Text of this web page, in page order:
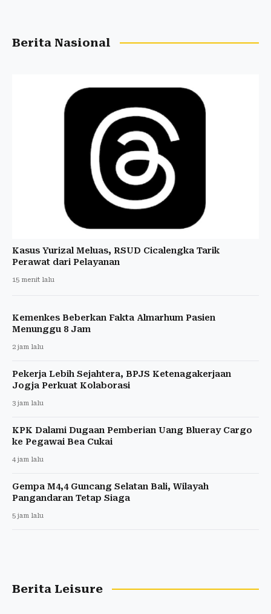
Berita Nasional
Kasus Yurizal Meluas, RSUD Cicalengka Tarik
Perawat dari Pelayanan
15 menit lalu
Kemenkes Beberkan Fakta Almarhum Pasien
Menunggu 8 Jam
2 jam lalu
Pekerja Lebih Sejahtera, BPJS Ketenagakerjaan
Jogja Perkuat Kolaborasi
3 jam lalu
KPK Dalami Dugaan Pemberian Uang Blueray Cargo
ke Pegawai Bea Cukai
4 jam lalu
Gempa M4,4 Guncang Selatan Bali, Wilayah
Pangandaran Tetap Siaga
5 jam lalu
Berita Leisure